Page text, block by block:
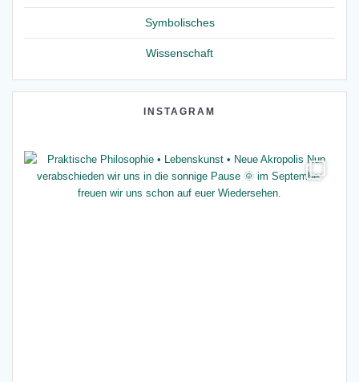
Symbolisches
Wissenschaft
INSTAGRAM